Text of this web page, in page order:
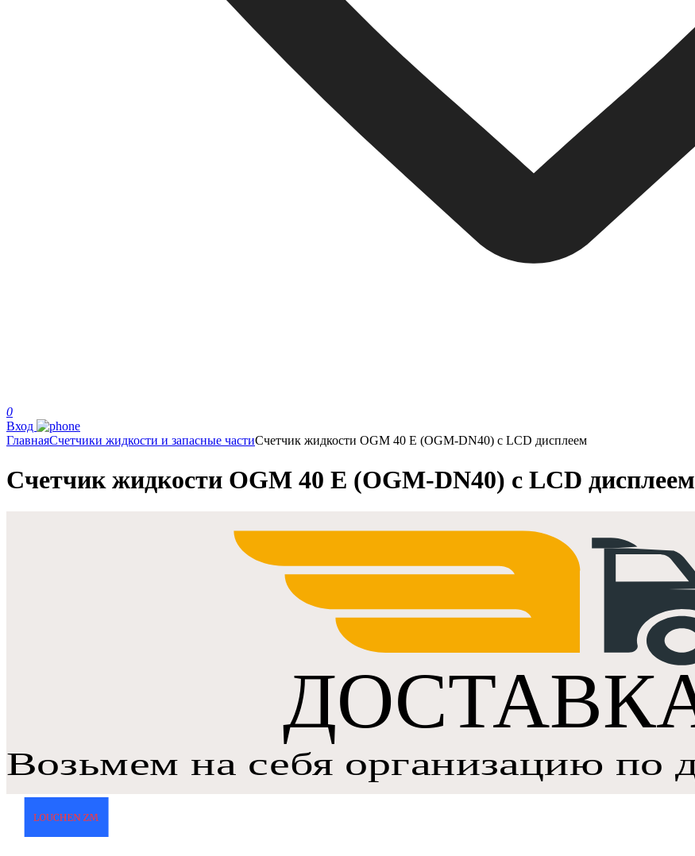
0
Вход
ГлавнаяСчетчики жидкости и запасные частиСчетчик жидкости OGM 40 E (OGM-DN40) c LCD дисплеем
Счетчик жидкости OGM 40 E (OGM-DN40) c LCD дисплеем